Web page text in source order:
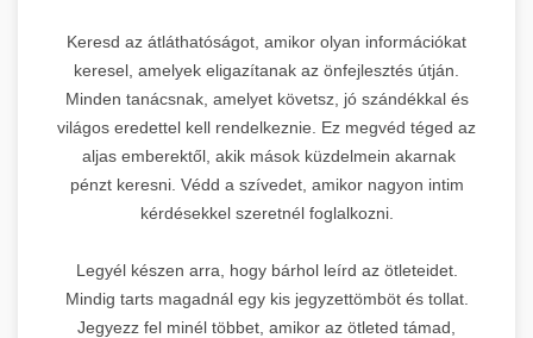
Keresd az átláthatóságot, amikor olyan információkat
keresel, amelyek eligazítanak az önfejlesztés útján.
Minden tanácsnak, amelyet követsz, jó szándékkal és
világos eredettel kell rendelkeznie. Ez megvéd téged az
aljas emberektől, akik mások küzdelmein akarnak
pénzt keresni. Védd a szívedet, amikor nagyon intim
kérdésekkel szeretnél foglalkozni.
Legyél készen arra, hogy bárhol leírd az ötleteidet.
Mindig tarts magadnál egy kis jegyzettömböt és tollat.
Jegyezz fel minél többet, amikor az ötleted támad,